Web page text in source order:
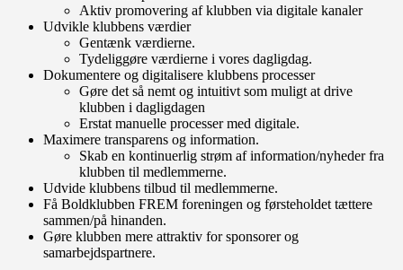
Aktiv promovering af klubben via digitale kanaler
Udvikle klubbens værdier
Gentænk værdierne.
Tydeliggøre værdierne i vores dagligdag.
Dokumentere og digitalisere klubbens processer
Gøre det så nemt og intuitivt som muligt at drive
klubben i dagligdagen
Erstat manuelle processer med digitale.
Maximere transparens og information.
Skab en kontinuerlig strøm af information/nyheder fra
klubben til medlemmerne.
Udvide klubbens tilbud til medlemmerne.
Få Boldklubben FREM foreningen og førsteholdet tættere
sammen/på hinanden.
Gøre klubben mere attraktiv for sponsorer og
samarbejdspartnere.